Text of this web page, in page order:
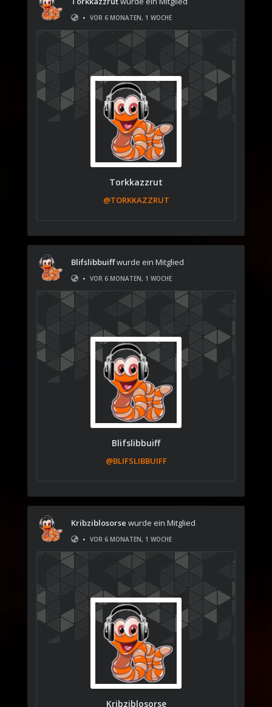
• VOR 6 MONATEN, 1 WOCHE
Torkkazzrut
@TORKKAZZRUT
Blifslibbuiffwurde ein Mitglied
• VOR 6 MONATEN, 1 WOCHE
Blifslibbuiff
@BLIFSLIBBUIFF
Kribziblosorse wurde ein Mitglied
• VOR 6 MONATEN, 1 WOCHE
Kribziblosorse